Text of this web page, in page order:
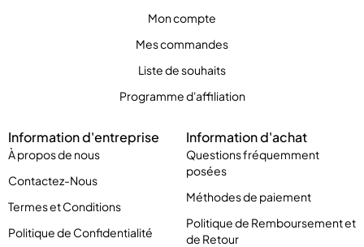
Mon compte
Mes commandes
Liste de souhaits
Programme d'affiliation
Information d'entreprise
À propos de nous
Contactez-Nous
Termes et Conditions
Politique de Confidentialité
Information d'achat
Questions fréquemment
posées
Méthodes de paiement
Politique de Remboursement et
de Retour